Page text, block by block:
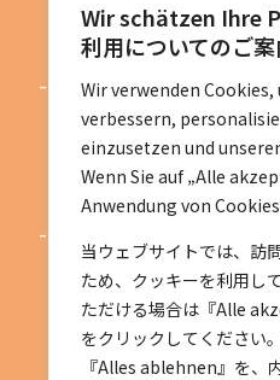
Wir schätzen Ihre
利用についてのご案
Wir verwenden
verbessern,
einzusetzen und
Wenn Sie auf „Alle
Anwendung von
当ウェブサイトでは、訪
ため、クッキーを利用し
ただける場合は『Alle
をクリックしてください
『Alles ablehnen』を、
DeJaK友の会設立１０
お知らせ
お知らせ一覧
活動予定一覧
ベルリン地区
ニーダーザクセン地区
ノルトライン＝ヴェス